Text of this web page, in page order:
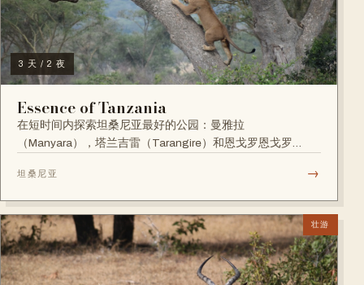
3 天 / 2 夜
Essence of Tanzania
在短时间内探索坦桑尼亚最好的公园：曼雅拉
（Manyara），塔兰吉雷（Tarangire）和恩戈罗恩戈罗
坦桑尼亚 →
壮游